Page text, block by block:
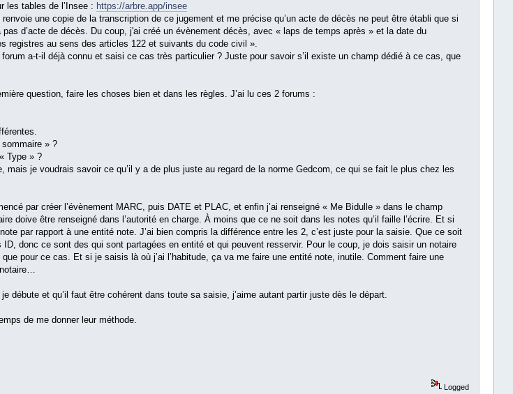
les tables de l’Insee : https://arbre.app/insee
une copie de la transcription de ce jugement et me précise qu’un acte de décès ne peut être établi que si
d’acte de décès. Du coup, j'ai créé un évènement décès, avec « laps de temps après » et la date du
registres au sens des articles 122 et suivants du code civil ».
a-t-il déjà connu et saisi ce cas très particulier ? Juste pour savoir s’il existe un champ dédié à ce cas, que
question, faire les choses bien et dans les règles. J’ai lu ces 2 forums :
» ?
Type » ?
je voudrais savoir ce qu’il y a de plus juste au regard de la norme Gedcom, ce qui se fait le plus chez les
par créer l’évènement MARC, puis DATE et PLAC, et enfin j’ai renseigné « Me Bidulle » dans le champ
doive être renseigné dans l’autorité en charge. À moins que ce ne soit dans les notes qu’il faille l’écrire. Et si
par rapport à une entité note. J’ai bien compris la différence entre les 2, c’est juste pour la saisie. Que ce soit
donc ce sont des qui sont partagées en entité et qui peuvent resservir. Pour le coup, je dois saisir un notaire
pour ce cas. Et si je saisis là où j’ai l’habitude, ça va me faire une entité note, inutile. Comment faire une
notaire…
débute et qu’il faut être cohérent dans toute sa saisie, j’aime autant partir juste dès le départ.
de me donner leur méthode.
Logged